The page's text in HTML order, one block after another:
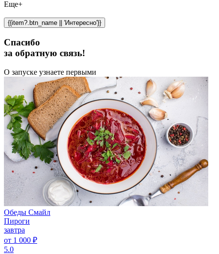
Еще+
{{item?.btn_name || 'Интересно'}}
Спасибо
за обратную связь!
О запуске узнаете первыми
Обеды Смайл
Пироги
завтра
от 1 000 ₽
5.0